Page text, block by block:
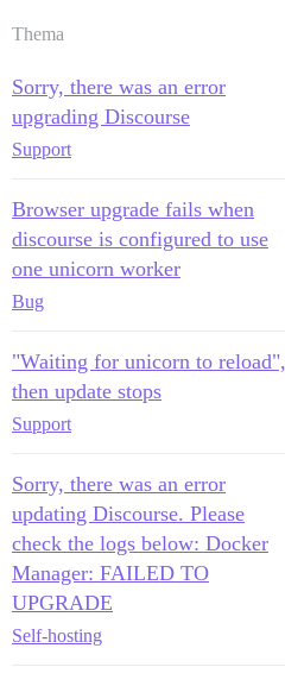
Thema
Sorry, there was an error
upgrading Discourse
Support
Browser upgrade fails when
discourse is configured to use
one unicorn worker
Bug
"Waiting for unicorn to reload",
then update stops
Support
Sorry, there was an error
updating Discourse. Please
check the logs below: Docker
Manager: FAILED TO
UPGRADE
Self-hosting